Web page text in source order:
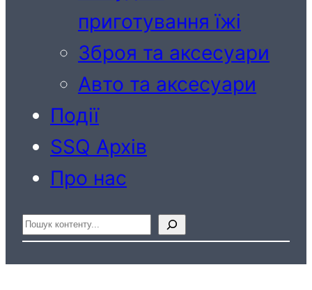
приготування їжі
Зброя та аксесуари
Авто та аксесуари
Події
SSQ Архів
Про нас
Пошук